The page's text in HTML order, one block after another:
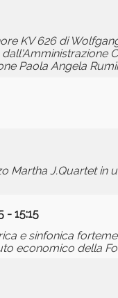
KV 626 di
Paola Angela
Martha J.Quartet
- 15:15
e sinfonica
economico della